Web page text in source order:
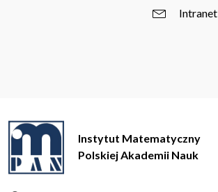
Intranet
Instytut Matematyczny
Polskiej Akademii Nauk